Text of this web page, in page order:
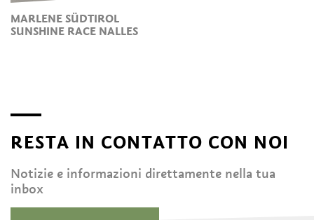
MARLENE SÜDTIROL
SUNSHINE RACE NALLES
RESTA IN CONTATTO CON NOI
Notizie e informazioni direttamente nella tua
inbox